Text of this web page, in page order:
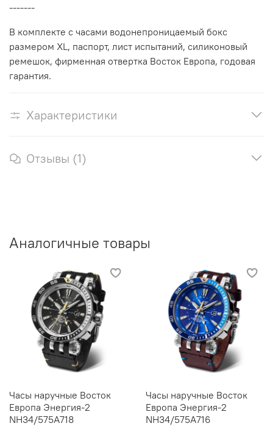
-------
В комплекте с часами водонепроницаемый бокс
размером XL, паспорт, лист испытаний, силиконовый
ремешок, фирменная отвертка Восток Европа, годовая
гарантия.
Характеристики
Отзывы (1)
Аналогичные товары
Часы наручные Восток
Европа Энергия-2
NH34/575A718
Часы наручные Восток
Европа Энергия-2
NH34/575A716